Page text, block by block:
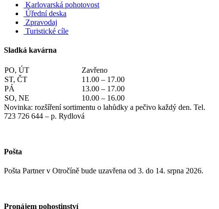
Karlovarská pohotovost
Úřední deska
Zpravodaj
Turistické cíle
Sladká kavárna
PO, ÚT
Zavřeno
ST, ČT
11.00 – 17.00
PÁ
13.00 – 17.00
SO, NE
10.00 – 16.00
Novinka: rozšíření sortimentu o lahůdky a pečivo každý den. Tel.
723 726 644 – p. Rydlová
Pošta
Pošta Partner v Otročíně bude uzavřena od 3. do 14. srpna 2026.
Pronájem pohostinství